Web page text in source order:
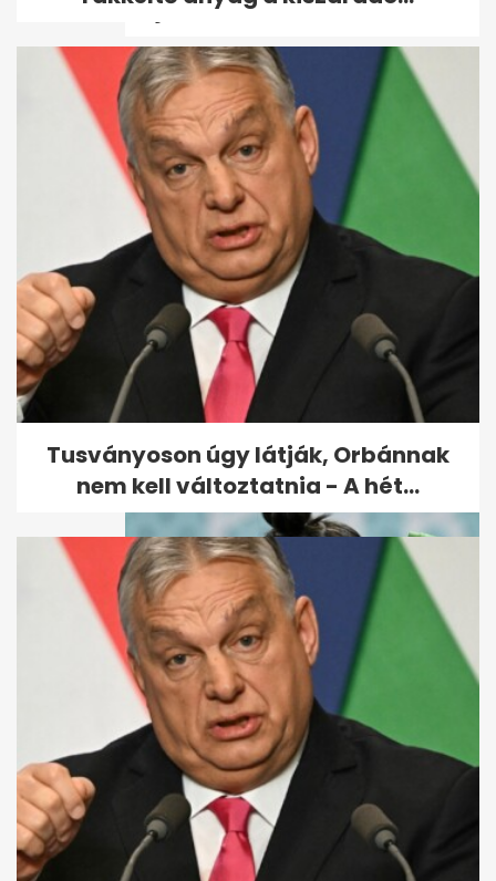
bajnok - volt,...
Karácsony: Az olimpiához új
alapokra kell helyezni
Budapest és a...
Paralimpia: Szvitacs Alexa
bronzérmes asztaliteniszben
Tusványoson úgy látják, Orbánnak
nem kell változtatnia - A hét...